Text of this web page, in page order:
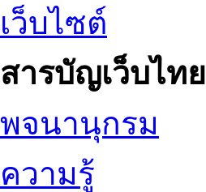
เว็บไซต์
สารบัญเว็บไทย
พจนานุกรม
ความรู้